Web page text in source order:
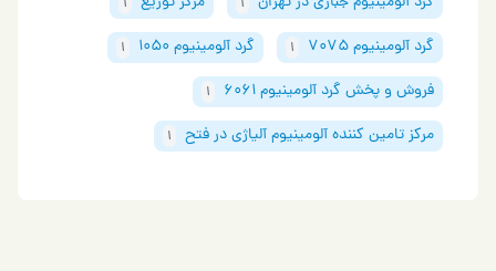
1
1
گرد آلومینیوم 7075 1 گرد آلومینیوم 1050 1
فروش و پخش گرد آلومینیوم 6061 1
مرکز تامین کننده آلومینیوم آلیاژی در فتح 1